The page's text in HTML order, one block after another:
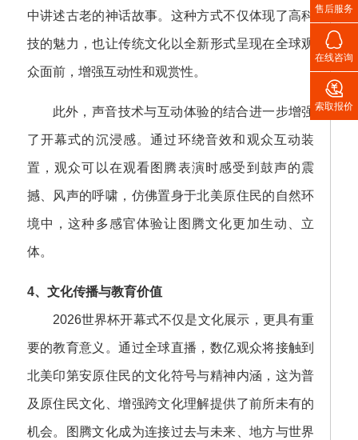
中讲述古老的神话故事。这种方式不仅体现了高科
技的魅力，也让传统文化以全新形式呈现在全球观
众面前，增强互动性和观赏性。
此外，声音技术与互动体验的结合进一步增强
了开幕式的沉浸感。通过环绕音效和观众互动装
置，观众可以在观看图腾表演时感受到鼓声的震
撼、风声的呼啸，仿佛置身于北美原住民的自然环
境中，这种多感官体验让图腾文化更加生动、立
体。
4、文化传播与教育价值
2026世界杯开幕式不仅是文化展示，更具有重
要的教育意义。通过全球直播，数亿观众将接触到
北美印第安原住民的文化符号与精神内涵，这为普
及原住民文化、增强跨文化理解提供了前所未有的
机会。图腾文化成为连接过去与未来、地方与世界
售后服务

在线咨询

索取报价